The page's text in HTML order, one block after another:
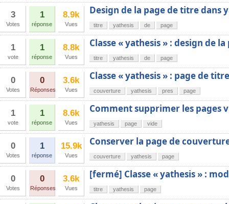
3
Votes
1
réponse
8.9k
Vues
Design de la page de titre dans
titre yathesis de page
1
vote
1
réponse
8.8k
Vues
Classe « yathesis » : design de
titre yathesis de page
0
Votes
0
Réponses
3.6k
Vues
Classe « yathesis » : page de
couverture yathesis pres page
1
vote
1
réponse
8.6k
Vues
Comment supprimer les pages
yathesis page vide
0
Votes
1
réponse
15.9k
Vues
Conserver la page de
couverture yathesis page
0
Votes
0
Réponses
3.6k
Vues
[fermé] Classe « yathesis » :
titre yathesis page